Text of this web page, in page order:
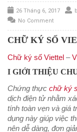
26 Tháng 6, 2017
No Comment
CHỮ KÝ SỐ
Chữ ký số Viettel –
I GIỚI THIỆU
Chứng thực chữ ký
dịch điện tử nhằm
tính toàn vẹn và giá
dụng này giúp việc
nên dễ dàng, đơn